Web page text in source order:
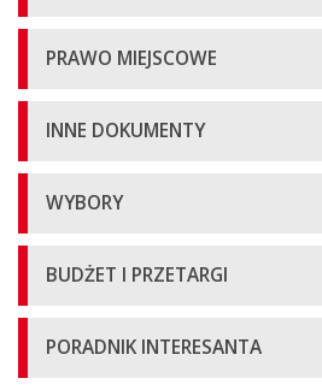
PRAWO MIEJSCOWE
INNE DOKUMENTY
WYBORY
BUDŻET I PRZETARGI
PORADNIK INTERESANTA